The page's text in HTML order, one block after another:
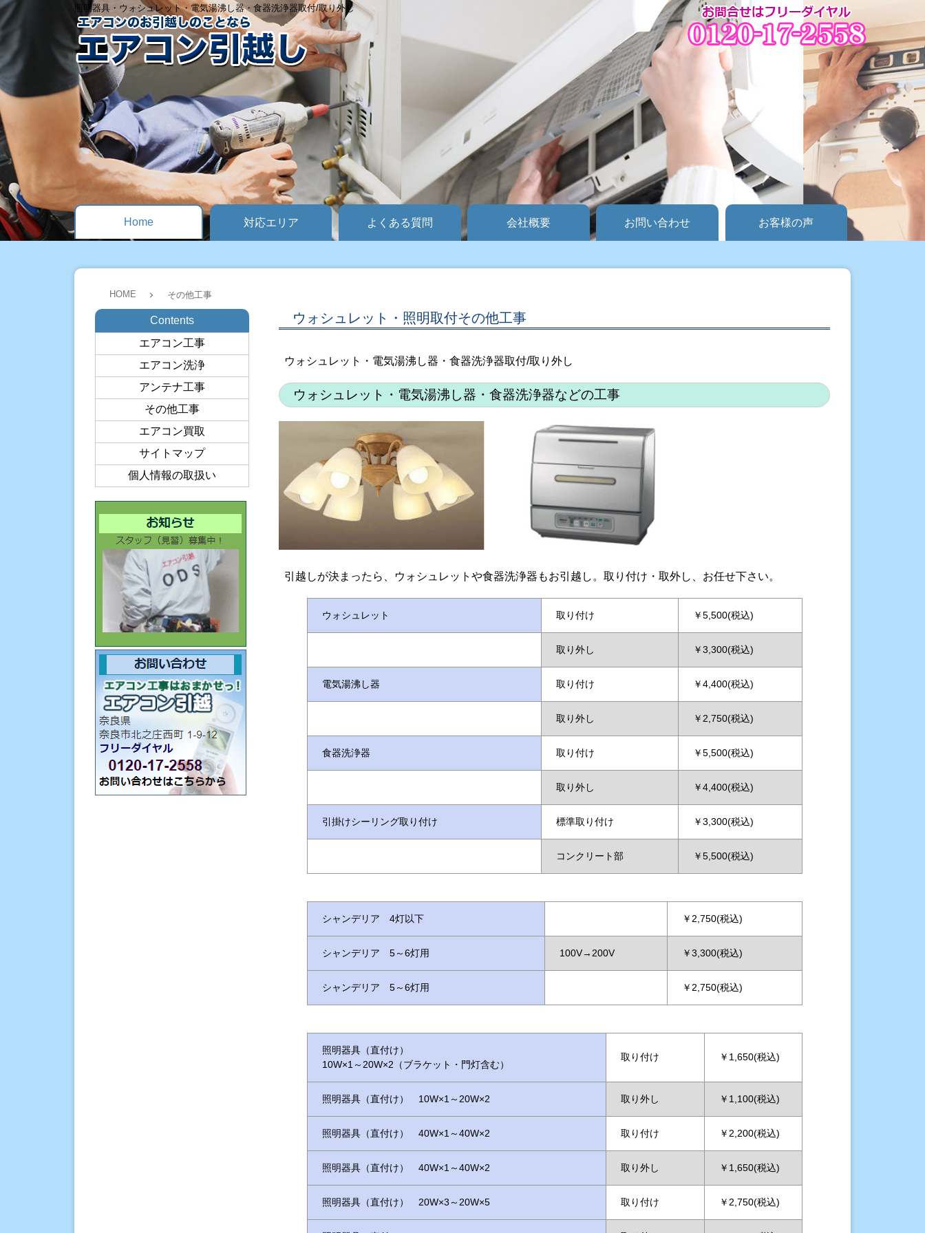
照明器具・ウォシュレット・電気湯沸し器・食器洗浄器取付/取り外し
Home 対応エリア よくある質問 会社概要 お問い合わせ お客様の声
HOME その他工事
ウォシュレット・照明取付その他工事
ウォシュレット・電気湯沸し器・食器洗浄器取付/取り外し
ウォシュレット・電気湯沸し器・食器洗浄器などの工事
引越しが決まったら、ウォシュレットや食器洗浄器もお引越し。取り付け・取外し、お任せ下さい。
ウォシュレット 取り付け ￥5,500(税込)
取り外し ￥3,300(税込)
電気湯沸し器 取り付け ￥4,400(税込)
取り外し ￥2,750(税込)
食器洗浄器 取り付け ￥5,500(税込)
取り外し ￥4,400(税込)
引掛けシーリング取り付け 標準取り付け ￥3,300(税込)
コンクリート部 ￥5,500(税込)
シャンデリア 4灯以下 ￥2,750(税込)
シャンデリア 5～6灯用 100V→200V ￥3,300(税込)
シャンデリア 5～6灯用 ￥2,750(税込)
照明器具（直付け）
10W×1～20W×2（ブラケット・門灯含む）
取り付け ￥1,650(税込)
照明器具（直付け） 10W×1～20W×2 取り外し ￥1,100(税込)
照明器具（直付け） 40W×1～40W×2 取り付け ￥2,200(税込)
照明器具（直付け） 40W×1～40W×2 取り外し ￥1,650(税込)
照明器具（直付け） 20W×3～20W×5 取り付け ￥2,750(税込)
Contents
エアコン工事
エアコン洗浄
アンテナ工事
その他工事
エアコン買取
サイトマップ
個人情報の取扱い